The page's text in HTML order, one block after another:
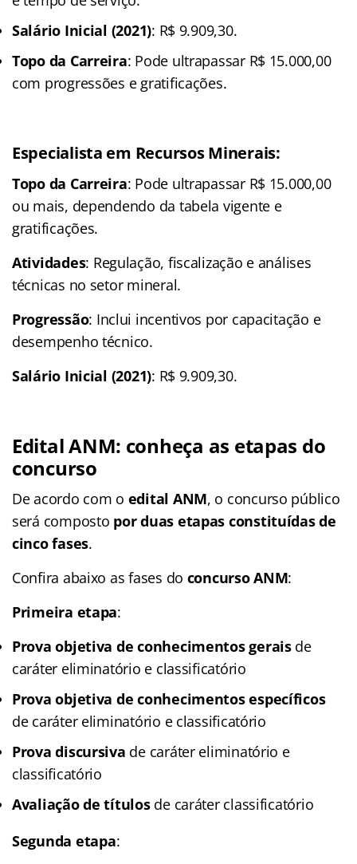
Salário Inicial (2021): R$ 9.909,30.
Topo da Carreira: Pode ultrapassar R$ 15.000,00
com progressões e gratificações.
Especialista em Recursos Minerais:
Topo da Carreira: Pode ultrapassar R$ 15.000,00
ou mais, dependendo da tabela vigente e
gratificações.
Atividades: Regulação, fiscalização e análises
técnicas no setor mineral.
Progressão: Inclui incentivos por capacitação e
desempenho técnico.
Salário Inicial (2021): R$ 9.909,30.
Edital ANM: conheça as etapas do
concurso
De acordo com o edital ANM, o concurso público
será composto por duas etapas constituídas de
cinco fases.
Confira abaixo as fases do concurso ANM:
Primeira etapa:
Prova objetiva de conhecimentos gerais de
caráter eliminatório e classificatório
Prova objetiva de conhecimentos específicos
de caráter eliminatório e classificatório
Prova discursiva de caráter eliminatório e
classificatório
Avaliação de títulos de caráter classificatório
Segunda etapa: